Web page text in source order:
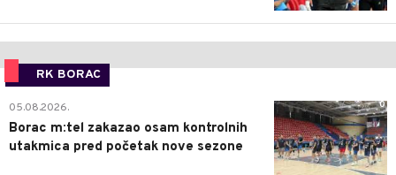
RK BORAC
0
05.08.2026.
Borac m:tel zakazao osam kontrolnih
utakmica pred početak nove sezone